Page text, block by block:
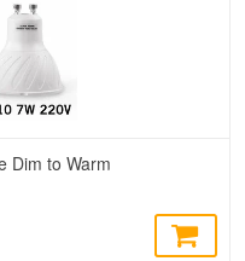
Dim to Warm